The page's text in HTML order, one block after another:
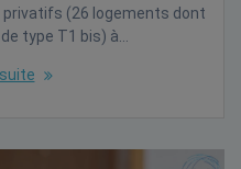
(26 logements dont
type T1 bis) à…
suite